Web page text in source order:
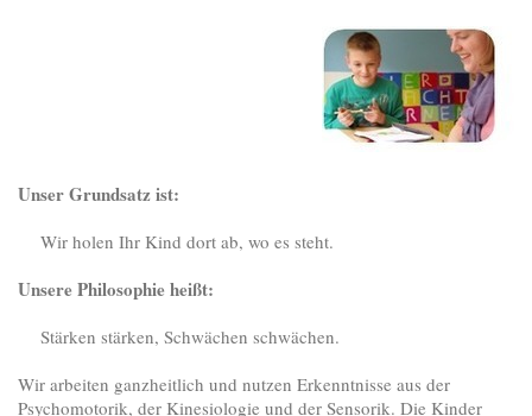
Unser Grundsatz ist:
Wir holen Ihr Kind dort ab, wo es steht.
Unsere Philosophie heißt:
Stärken stärken, Schwächen schwächen.
Wir arbeiten ganzheitlich und nutzen Erkenntnisse aus der
Psychomotorik, der Kinesiologie und der Sensorik. Die Kinder